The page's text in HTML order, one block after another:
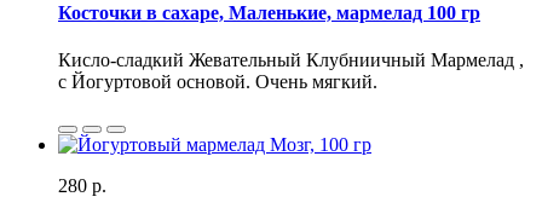
Косточки в сахаре, Маленькие, мармелад 100 гр
Кисло-сладкий Жевательный Клубниичный Мармелад ,
с Йогуртовой основой. Очень мягкий.
280 р.